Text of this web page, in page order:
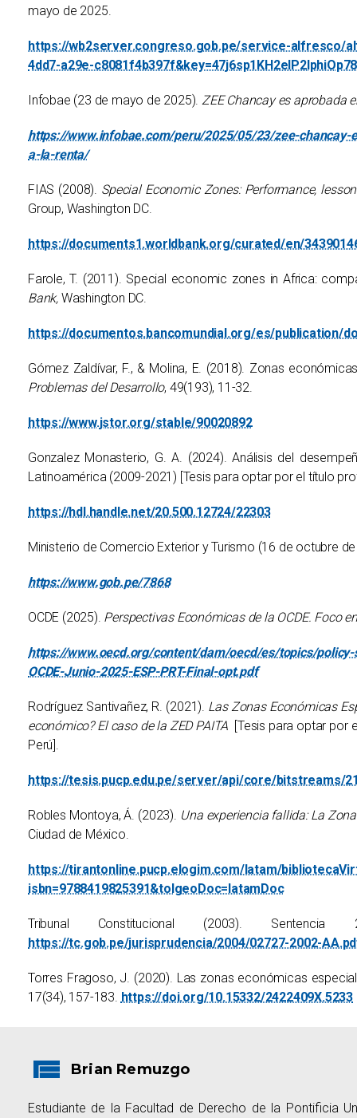
mayo de 2025.
https://wb2server.congreso.gob.pe/service-alfresco/
4dd7-a29e-
Infobae (23 de mayo de 2025). ZEE Chancay es aprobada
https://www.infobae.com/peru/2025/05/23/zee-
a-la-renta/
FIAS (2008). Special Economic Zones: Performance,
Group, Washington DC.
https://documents1.worldbank.org/curated/en/
Farole, T. (2011). Special economic zones in Africa:
Bank, Washington DC.
https://documentos.bancomundial.org/es/publication/
Gómez Zaldívar, F., & Molina, E. (2018). Zonas
Problemas del Desarrollo, 49(193), 11-32.
https://www.jstor.org/stable/90020892
Gonzalez Monasterio, G. A. (2024). Análisis del
Latinoamérica (2009-2021) [Tesis para optar por el título
https://hdl.handle.net/20.500.12724/22303
Ministerio de Comercio Exterior y Turismo (16 de octubre
https://www.gob.pe/7868
OCDE (2025). Perspectivas Económicas de la OCDE. Foco
https://www.oecd.org/content/dam/oecd/es/topics/
OCDE-Junio-2025-ESP-PRT-Final-opt.pdf
Rodríguez Santivañez, R. (2021). Las Zonas Económicas
económico? El caso de la ZED PAITA [Tesis para optar por
Perú].
https://tesis.pucp.edu.pe/server/api/core/bitstreams/
Robles Montoya, Á. (2023). Una experiencia fallida: La
Ciudad de México.
https://tirantonline.pucp.elogim.com/latam/
isbn=9788419825391&tolgeoDoc=latamDoc
Tribunal Constitucional (2003).
https://tc.gob.pe/jurisprudencia/2004/02727-2002-
Torres Fragoso, J. (2020). Las zonas económicas
17(34), 157-183. https://doi.org/10.15332/2422409X.5233
Brian Remuzgo
Estudiante de la Facultad de Derecho de la Pontificia